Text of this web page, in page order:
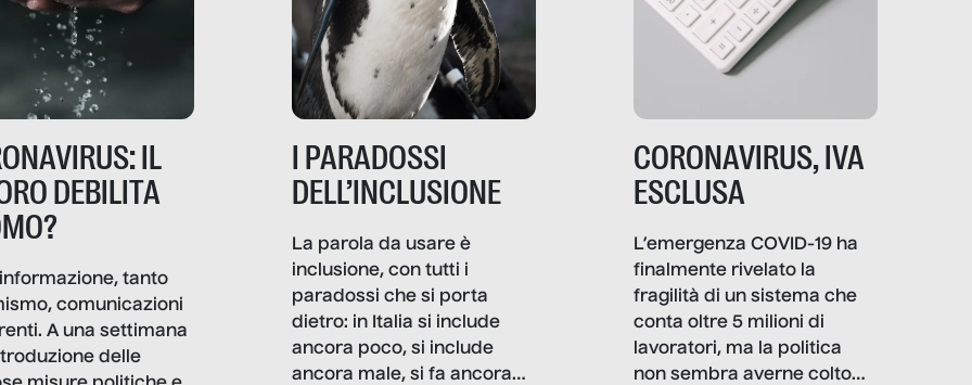
IL
DEBILITA
tanto
comunicazioni
A una settimana
delle
I PARADOSSI
DELL’INCLUSIONE
La parola da usare è
inclusione, con tutti i
paradossi che si porta
dietro: in Italia si include
ancora poco, si include
ancora male, si fa ancora
CORONAVIRUS, IVA
ESCLUSA
L’emergenza COVID-19 ha
finalmente rivelato la
fragilità di un sistema che
conta oltre 5 milioni di
lavoratori, ma la politica
non sembra averne colto